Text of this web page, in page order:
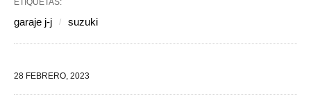
ETIQUETAS:
garaje j-j suzuki
28 FEBRERO, 2023